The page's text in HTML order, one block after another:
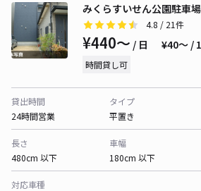
みくらすいせん公園駐車場
4.8 / 21件
¥440〜 / 日 ¥40〜 /
時間貸し可
貸出時間
24時間営業
タイプ
平置き
長さ
480cm 以下
車幅
180cm 以下
対応車種